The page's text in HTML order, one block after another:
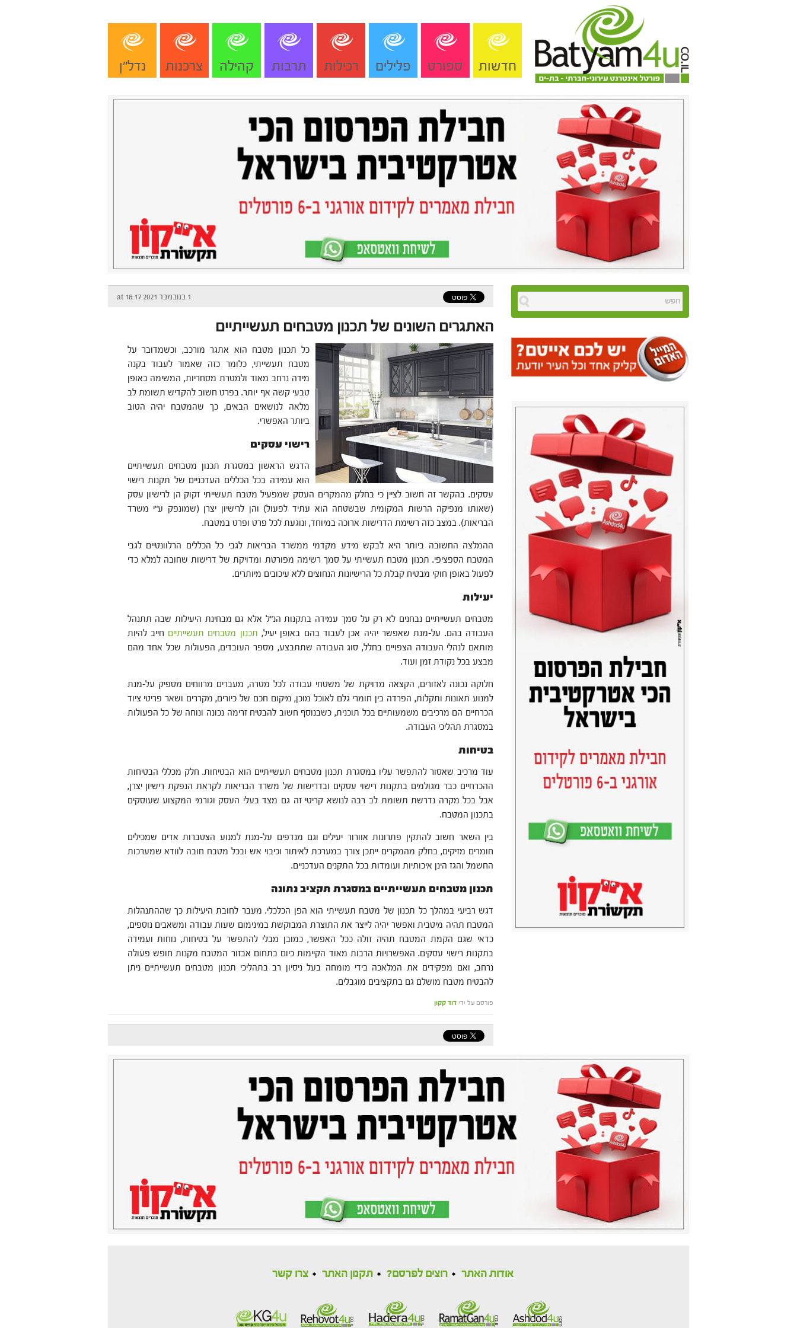
חדשות ספורט פלילים רכילות תרבות קהילה צרכנות נדל"ן
1 בנובמבר 2021 at 18:17
האתגרים השונים של תכנון מטבחים תעשייתיים
כל תכנון מטבח הוא אתגר מורכב, וכשמדובר על
מטבח תעשייתי, כלומר כזה שאמור לעבוד בקנה
מידה נרחב מאוד ולמטרת מסחריות, המשימה באופן
טבעי קשה אף יותר. בפרט חשוב להקדיש תשומת לב
מלאה לנושאים הבאים, כך שהמטבח יהיה הטוב
ביותר האפשרי.
רישוי עסקים
הדגש הראשון במסגרת תכנון מטבחים תעשייתיים
הוא עמידה בכל הכללים העדכניים של תקנות רישוי
עסקים. בהקשר זה חשוב לציין כי בחלק מהמקרים העסק שמפעיל מטבח תעשייתי זקוק הן לרישיון עסק
(שאותו מנפיקה הרשות המקומית שבשטחה הוא עתיד לפעול) והן לרישיון יצרן (שמונפק ע"י משרד
הבריאות). במצב כזה רשימת הדרישות ארוכה במיוחד, ונוגעת לכל פרט ופרט במטבח.
ההמלצה החשובה ביותר היא לבקש מידע מקדמי ממשרד הבריאות לגבי כל הכללים הרלוונטיים לגבי
המטבח הספציפי. תכנון מטבח תעשייתי על סמך רשימה מפורטת ומדויקת של דרישות שחובה למלא כדי
לפעול באופן חוקי מבטיח קבלת כל הרישיונות הנחוצים ללא עיכובים מיותרים.
יעילות
מטבחים תעשייתיים נבחנים לא רק על סמך עמידה בתקנות הנ"ל אלא גם מבחינת היעילות שבה תתנהל
העבודה בהם. על-מנת שאפשר יהיה אכן לעבוד בהם באופן יעיל, תכנון מטבחים תעשייתיים חייב להיות
מותאם לנהלי העבודה הצפויים בחלל, סוג העבודה שתתבצע, מספר העובדים, הפעולות שכל אחד מהם
מבצע בכל נקודת זמן ועוד.
חלוקה נכונה לאזורים, הקצאה מדויקת של משטחי עבודה לכל מטרה, מעברים מרווחים מספיק על-מנת
למנוע תאונות ותקלות, הפרדה בין חומרי גלם לאוכל מוכן, מיקום חכם של כיורים, מקררים ושאר פריטי ציוד
הכרחיים הם מרכיבים משמעותיים בכל תוכנית, כשבנוסף חשוב להבטיח זרימה נכונה ונוחה של כל הפעולות
במסגרת תהליכי העבודה.
בטיחות
עוד מרכיב שאסור להתפשר עליו במסגרת תכנון מטבחים תעשייתיים הוא הבטיחות. חלק מכללי הבטיחות
ההכרחיים כבר מגולמים בתקנות רישוי עסקים ובדרישות של משרד הבריאות לקראת הנפקת רישיון יצרן,
אבל בכל מקרה נדרשת תשומת לב רבה לנושא קריטי זה גם מצד בעלי העסק וגורמי המקצוע שעוסקים
בתכנון המטבח.
בין השאר חשוב להתקין פתרונות אוורור יעילים וגם מנדפים על-מנת למנוע הצטברות אדים שמכילים
חומרים מזיקים, בחלק מהמקרים ייתכן צורך במערכת לאיתור וכיבוי אש ובכל מטבח חובה לוודא שמערכות
החשמל והגז הינן איכותיות ועומדות בכל התקנים העדכניים.
תכנון מטבחים תעשייתיים במסגרת תקציב נתונה
דגש רביעי במהלך כל תכנון של מטבח תעשייתי הוא הפן הכלכלי. מעבר לחובת היעילות כך שההתנהלות
המטבח תהיה מיטבית ואפשר יהיה לייצר את התוצרת המבוקשת במינימום שעות עבודה ומשאבים נוספים,
כדאי שגם הקמת המטבח תהיה זולה ככל האפשר, כמובן מבלי להתפשר על בטיחות, נוחות ועמידה
בתקנות רישוי עסקים. האפשרויות הרבות מאוד הקיימות כיום בתחום אבזור המטבח מקנות חופש פעולה
נרחב, ואם מפקידים את המלאכה בידי מומחה בעל ניסיון רב בתהליכי תכנון מטבחים תעשייתיים ניתן
להבטיח מטבח מושלם גם בתקציבים מוגבלים.
פורסם על ידי דוד קקון
אודות האתר רוצים לפרסם? תקנון האתר צרו קשר